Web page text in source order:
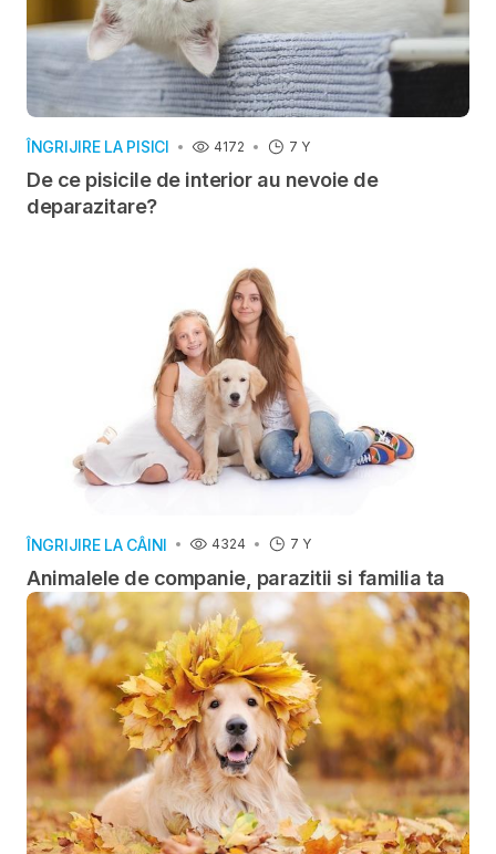
ÎNGRIJIRE LA PISICI 4172 7 Y
De ce pisicile de interior au nevoie de
deparazitare?
ÎNGRIJIRE LA CÂINI 4324 7 Y
Animalele de companie, parazitii si familia ta